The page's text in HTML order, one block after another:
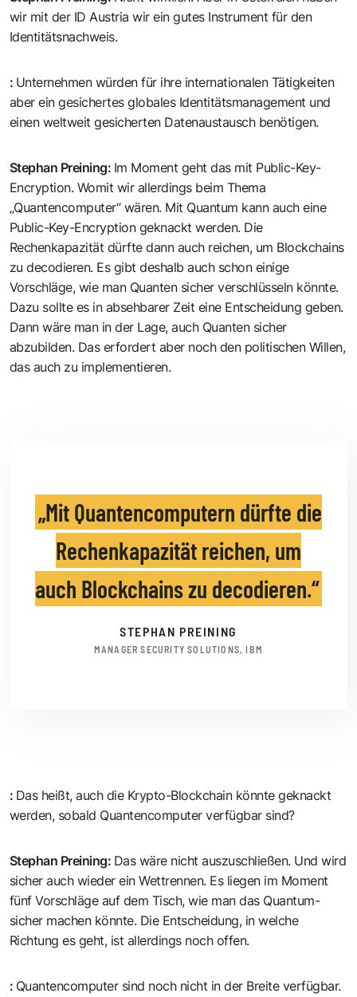
wir mit der ID Austria wir ein gutes Instrument für den
Identitätsnachweis.
: Unternehmen würden für ihre internationalen Tätigkeiten
aber ein gesichertes globales Identitätsmanagement und
einen weltweit gesicherten Datenaustausch benötigen.
Stephan Preining: Im Moment geht das mit Public-Key-
Encryption. Womit wir allerdings beim Thema
„Quantencomputer“ wären. Mit Quantum kann auch eine
Public-Key-Encryption geknackt werden. Die
Rechenkapazität dürfte dann auch reichen, um Blockchains
zu decodieren. Es gibt deshalb auch schon einige
Vorschläge, wie man Quanten sicher verschlüsseln könnte.
Dazu sollte es in absehbarer Zeit eine Entscheidung geben.
Dann wäre man in der Lage, auch Quanten sicher
abzubilden. Das erfordert aber noch den politischen Willen,
das auch zu implementieren.
Mit Quantencomputern dürfte die
Rechenkapazität reichen, um
auch Blockchains zu decodieren.
STEPHAN PREINING
MANAGER SECURITY SOLUTIONS, IBM
: Das heißt, auch die Krypto-Blockchain könnte geknackt
werden, sobald Quantencomputer verfügbar sind?
Stephan Preining: Das wäre nicht auszuschließen. Und wird
sicher auch wieder ein Wettrennen. Es liegen im Moment
fünf Vorschläge auf dem Tisch, wie man das Quantum-
sicher machen könnte. Die Entscheidung, in welche
Richtung es geht, ist allerdings noch offen.
: Quantencomputer sind noch nicht in der Breite verfügbar.